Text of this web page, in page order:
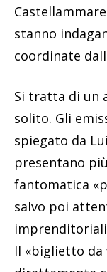
stanno
coordinate
Si tratta di un
solito. Gli
spiegato da
presentano
fantomatica
salvo poi
Il «biglietto da